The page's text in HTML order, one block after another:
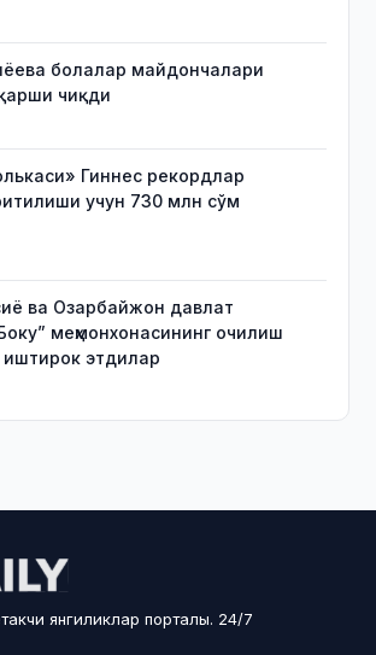
болалар майдончалари
чиқди
Гиннес рекордлар
учун 730 млн сўм
ва Озарбайжон давлат
меҳмонхонасининг очилиш
этдилар
янгиликлар порталы. 24/7